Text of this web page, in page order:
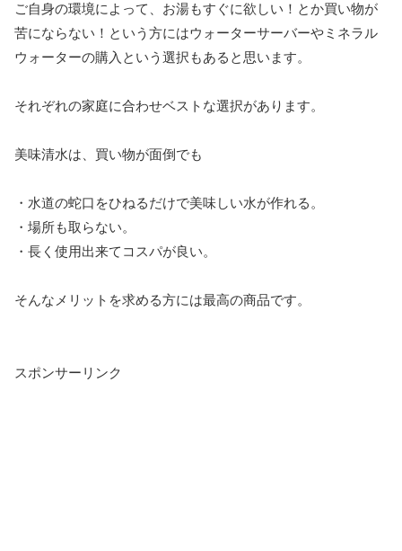
ご自身の環境によって、お湯もすぐに欲しい！とか買い物が
苦にならない！という方にはウォーターサーバーやミネラル
ウォーターの購入という選択もあると思います。
それぞれの家庭に合わせベストな選択があります。
美味清水は、買い物が面倒でも
・水道の蛇口をひねるだけで美味しい水が作れる。
・場所も取らない。
・長く使用出来てコスパが良い。
そんなメリットを求める方には最高の商品です。
スポンサーリンク